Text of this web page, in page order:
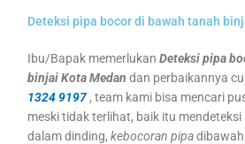
Deteksi pipa bocor di bawah tanah
Ibu/Bapak memerlukan Deteksi pipa
binjai Kota Medan dan perbaikannya
1324 9197 , team kami bisa mencari
meski tidak terlihat, baik itu
dalam dinding,kebocoran pipa